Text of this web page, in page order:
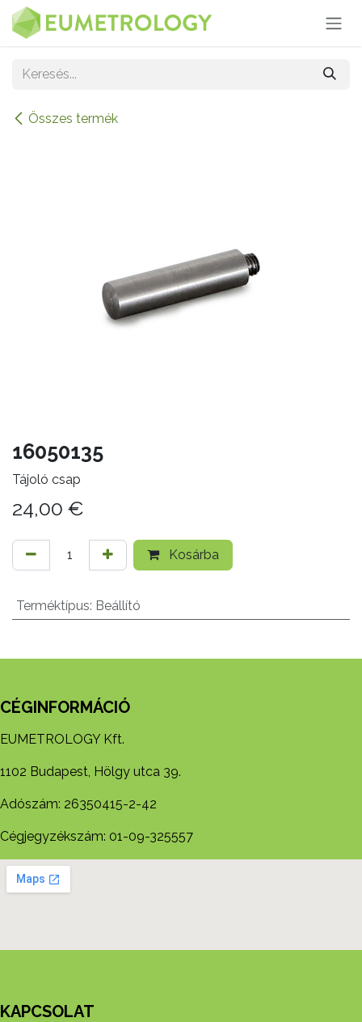
Kihagyás és továbblépés a tartalomhoz
Összes termék
16050135
Tájoló csap
24,00 €
Kosárba
Terméktípus: Beállító
CÉGINFORMÁCIÓ
EUMETROLOGY Kft.
1102 Budapest, Hölgy utca 39.
Adószám: 26350415-2-42
Cégjegyzékszám: 01-09-325557
KAPCSOLAT